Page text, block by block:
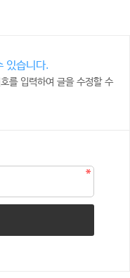
있습니다.
를 입력하여 글을 수정할 수